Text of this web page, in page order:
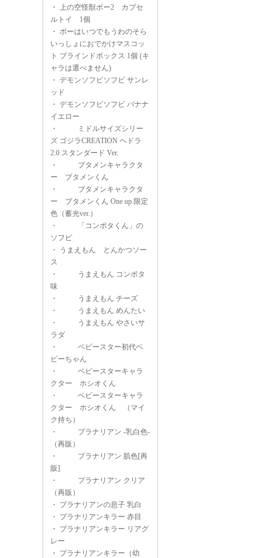
・ 上の空怪獣ボー2 カプセ
ルトイ 1個
・ ボーはいつでもうわのそら
いっしょにおでかけマスコッ
ト ブラインドボックス 1個 (キ
ャラは選べません)
・ デモンソフビソフビ サンレ
ッド
・ デモンソフビソフビ バナナ
イエロー
・
ミドルサイズシリー
ズ ゴジラCREATION ヘドラ
2.0 スタンダード Ver.
・
ブタメンキャラクタ
ー ブタメンくん
・
ブタメンキャラクタ
ー ブタメンくん One up.限定
色（蓄光ver.）
・
「コンポタくん」の
ソフビ
・
うまえもん とんかつソー
ス
・
うまえもん コンポタ
味
・
うまえもん チーズ
・
うまえもん めんたい
・
うまえもん やさいサ
ラダ
・
ベビースター初代ベ
ビーちゃん
・
ベビースターキャラ
クター ホシオくん
・
ベビースターキャラ
クター ホシオくん （マイ
ク持ち）
・
プラナリアン -乳白色-
（再販）
・
プラナリアン 肌色[再
販]
・
プラナリアン クリア
（再販）
・ プラナリアンの息子 乳白
・ プラナリアンキラー 赤目
・ プラナリアンキラー リアグ
レー
・ プラナリアンキラー（幼